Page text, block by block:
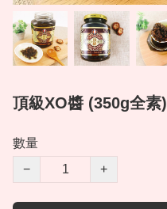
頂級XO醬 (350g全素)
數量
−
+